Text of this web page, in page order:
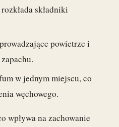
składniki
powietrze i
w jednym miejscu, co
węchowego.
wpływa na zachowanie